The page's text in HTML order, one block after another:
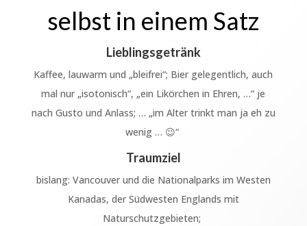
selbst in einem Satz
Lieblingsgetränk
Kaffee, lauwarm und „bleifrei“; Bier gelegentlich, auch
mal nur „isotonisch“, „ein Likörchen in Ehren, …“ je
nach Gusto und Anlass; … „im Alter trinkt man ja eh zu
wenig … 😉“
Traumziel
bislang: Vancouver und die Nationalparks im Westen
Kanadas, der Südwesten Englands mit
Naturschutzgebieten;